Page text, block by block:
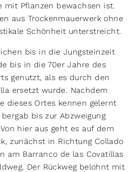
mit Pflanzen bewachsen ist.
aus Trockenmauerwerk ohne
Schönheit unterstreicht.
bis in die Jungsteinzeit
bis in die 70er Jahre des
genutzt, als es durch den
ersetzt wurde. Nachdem
dieses Ortes kennen gelernt
bis zur Abzweigung
hier aus geht es auf dem
zunächst in Richtung Collado
am Barranco de las Covatillas
Der Rückweg belohnt mit